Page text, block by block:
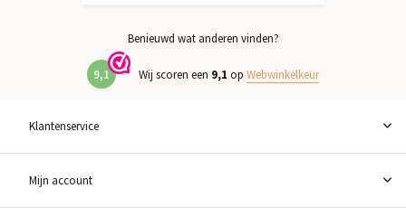
Benieuwd wat anderen vinden?
9,1 Wij scoren een 9,1 op Webwinkelkeur
Klantenservice
Mijn account